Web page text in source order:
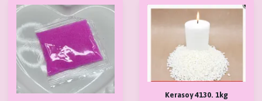
Kerasoy 4130. 1kg